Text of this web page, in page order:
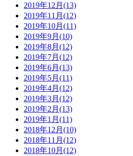
2019年12月(13)
2019年11月(12)
2019年10月(11)
2019年9月(10)
2019年8月(12)
2019年7月(12)
2019年6月(13)
2019年5月(11)
2019年4月(12)
2019年3月(12)
2019年2月(13)
2019年1月(11)
2018年12月(10)
2018年11月(12)
2018年10月(12)